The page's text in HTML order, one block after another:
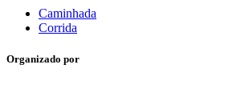
Caminhada
Corrida
Organizado por